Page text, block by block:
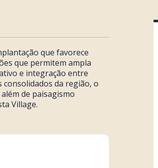
que favorece
que permitem ampla
e integração entre
da região, o
de paisagismo
Village.